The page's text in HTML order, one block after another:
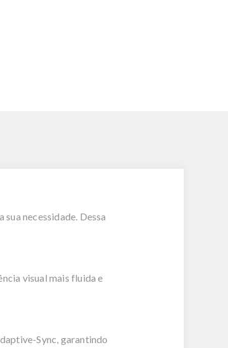
necessidade. Dessa
visual mais fluida e
Sync, garantindo